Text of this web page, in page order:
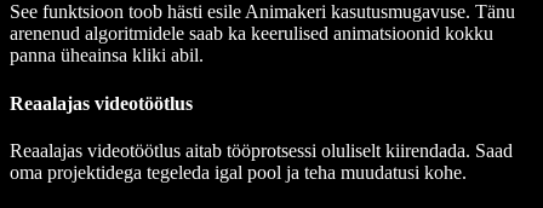
See funktsioon toob hästi esile Animakeri kasutusmugavuse. Tänu
arenenud algoritmidele saab ka keerulised animatsioonid kokku
panna üheainsa kliki abil.
Reaalajas videotöötlus
Reaalajas videotöötlus aitab tööprotsessi oluliselt kiirendada. Saad
oma projektidega tegeleda igal pool ja teha muudatusi kohe.